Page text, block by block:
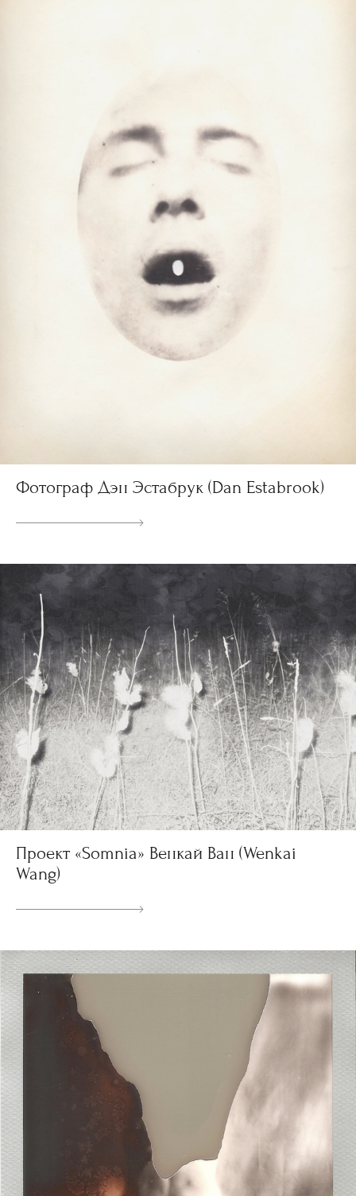
Фотограф Дэн Эстабрук (Dan Estabrook)
Проект «Somnia» Венкай Ван (Wenkai
Wang)